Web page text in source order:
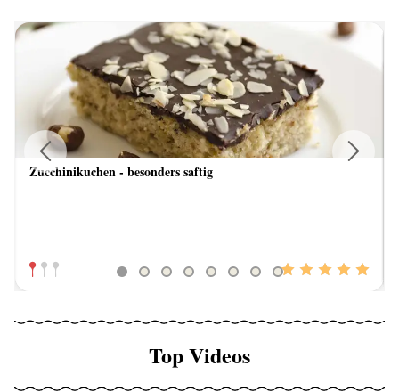
Zucchinikuchen - besonders saftig
Previous
Top Videos